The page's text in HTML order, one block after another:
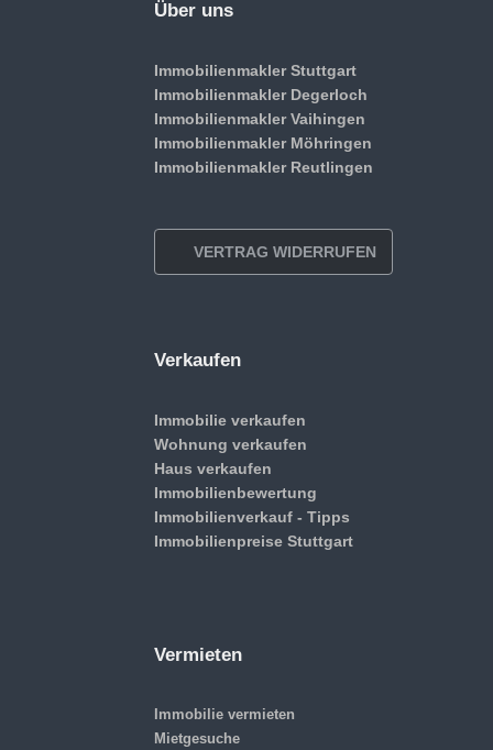
Über uns
Immobilienmakler Stuttgart
Immobilienmakler Degerloch
Immobilienmakler Vaihingen
Immobilienmakler Möhringen
Immobilienmakler Reutlingen
VERTRAG WIDERRUFEN
Verkaufen
Immobilie verkaufen
Wohnung verkaufen
Haus verkaufen
Immobilienbewertung
Immobilienverkauf - Tipps
Immobilienpreise Stuttgart
Vermieten
Immobilie vermieten
Mietgesuche